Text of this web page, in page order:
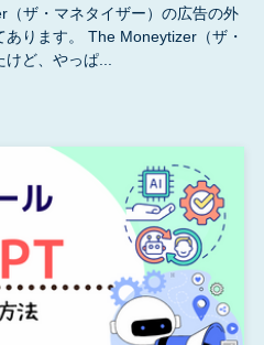
ザ・マネタイザー）の広告の外
ります。 The Moneytizer（ザ・
ど、やっぱ...